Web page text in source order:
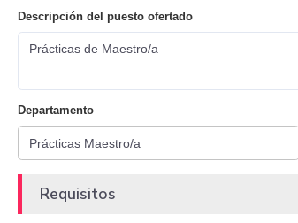
Descripción del puesto ofertado
Prácticas de Maestro/a
Departamento
Requisitos